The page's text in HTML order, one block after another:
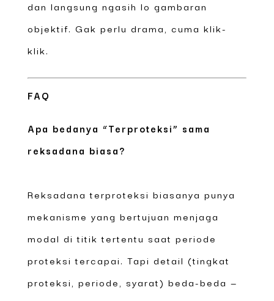
dan langsung ngasih lo gambaran
objektif. Gak perlu drama, cuma klik-
klik.
FAQ
Apa bedanya “Terproteksi” sama
reksadana biasa?
Reksadana terproteksi biasanya punya
mekanisme yang bertujuan menjaga
modal di titik tertentu saat periode
proteksi tercapai. Tapi detail (tingkat
proteksi, periode, syarat) beda-beda —